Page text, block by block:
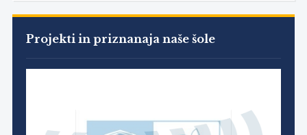
Projekti in priznanaja naše šole